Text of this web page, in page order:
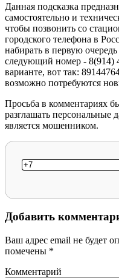
Данная подсказка
самостоятельно и
чтобы позвонить со
городского телефона в
набирать в первую
следующий номер - 8(914)
варианте, вот так:
возможно потребуются
Просьба в комментариях
разглашать персональные
является мошенником.
Добавить
Ваш адрес email не будет
помечены *
Комментарий